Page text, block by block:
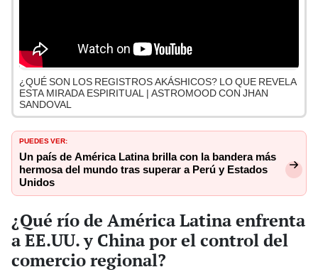
¿QUÉ SON LOS REGISTROS AKÁSHICOS? LO QUE REVELA
ESTA MIRADA ESPIRITUAL | ASTROMOOD CON JHAN
SANDOVAL
PUEDES VER:
Un país de América Latina brilla con la bandera más
hermosa del mundo tras superar a Perú y Estados
Unidos
¿Qué río de América Latina enfrenta
a EE.UU. y China por el control del
comercio regional?